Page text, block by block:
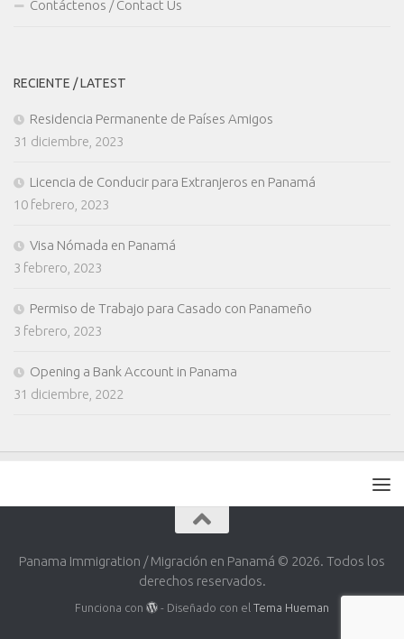
Contáctenos / Contact Us
RECIENTE / LATEST
Residencia Permanente de Países Amigos
31 diciembre, 2023
Licencia de Conducir para Extranjeros en Panamá
10 febrero, 2023
Visa Nómada en Panamá
3 febrero, 2023
Permiso de Trabajo para Casado con Panameño
3 febrero, 2023
Opening a Bank Account in Panama
31 diciembre, 2022
Panama Immigration / Migración en Panamá © 2026. Todos los
derechos reservados.
Funciona con - Diseñado con elTema Hueman